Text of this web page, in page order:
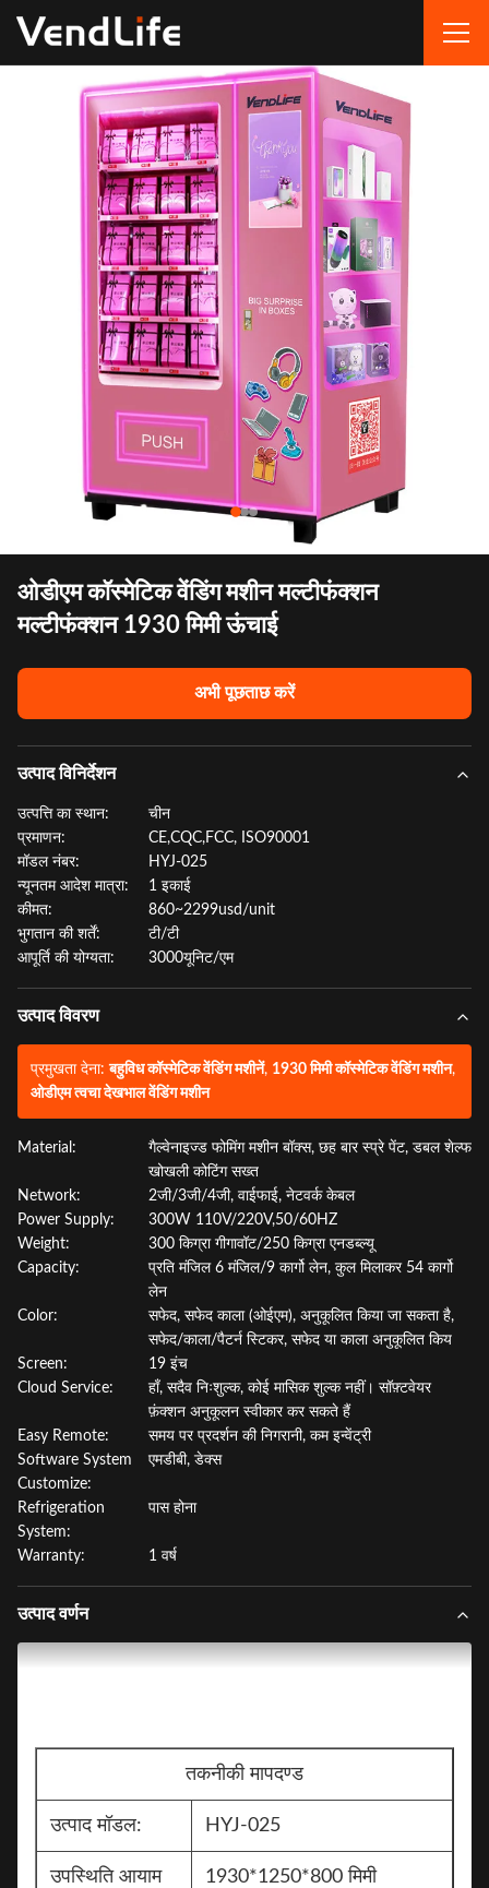
ओडीएम कॉस्मेटिक वेंडिंग मशीन मल्टीफंक्शन
मल्टीफंक्शन 1930 मिमी ऊंचाई
अभी पूछताछ करें
उत्पाद विनिर्देशन
उत्पत्ति का स्थान:
चीन
प्रमाणन:
CE,CQC,FCC, ISO90001
मॉडल नंबर:
HYJ-025
न्यूनतम आदेश मात्रा:
1 इकाई
कीमत:
860~2299usd/unit
भुगतान की शर्तें:
टी/टी
आपूर्ति की योग्यता:
3000यूनिट/एम
उत्पाद विवरण
प्रमुखता देना: बहुविध कॉस्मेटिक वेंडिंग मशीनें, 1930 मिमी कॉस्मेटिक वेंडिंग मशीन,
ओडीएम त्वचा देखभाल वेंडिंग मशीन
Material:
गैल्वेनाइज्ड फोमिंग मशीन बॉक्स, छह बार स्प्रे पेंट, डबल शेल्फ
खोखली कोटिंग सख्त
Network:
2जी/3जी/4जी, वाईफाई, नेटवर्क केबल
Power Supply:
300W 110V/220V,50/60HZ
Weight:
300 किग्रा गीगावॉट/250 किग्रा एनडब्ल्यू
Capacity:
प्रति मंजिल 6 मंजिल/9 कार्गो लेन, कुल मिलाकर 54 कार्गो
लेन
Color:
सफेद, सफेद काला (ओईएम), अनुकूलित किया जा सकता है,
सफेद/काला/पैटर्न स्टिकर, सफेद या काला अनुकूलित किय
Screen:
19 इंच
Cloud Service:
हाँ, सदैव निःशुल्क, कोई मासिक शुल्क नहीं। सॉफ़्टवेयर
फ़ंक्शन अनुकूलन स्वीकार कर सकते हैं
Easy Remote:
समय पर प्रदर्शन की निगरानी, ​​कम इन्वेंट्री
Software System
Customize:
एमडीबी, डेक्स
Refrigeration
System:
पास होना
Warranty: 1 वर्ष
उत्पाद वर्णन
तकनीकी मापदण्ड
उत्पाद मॉडल: HYJ-025
उपस्थिति आयाम 1930*1250*800 मिमी